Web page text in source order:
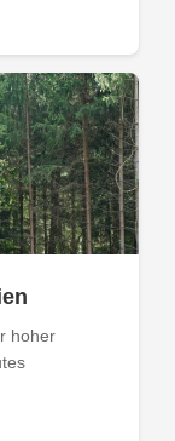
hoher